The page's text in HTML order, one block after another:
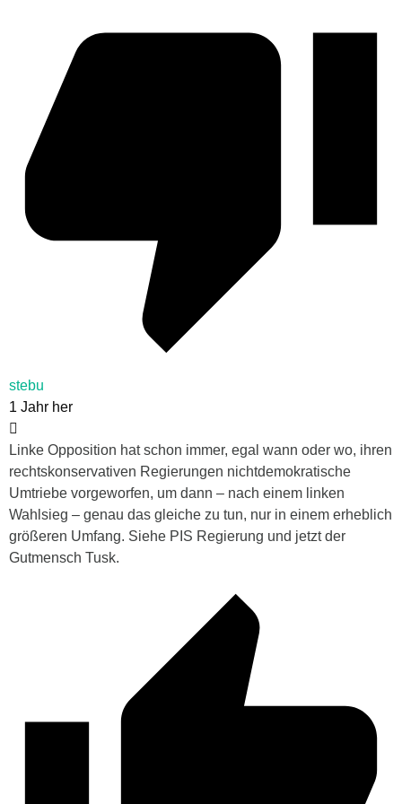
stebu
1 Jahr her
Linke Opposition hat schon immer, egal wann oder wo, ihren
rechtskonservativen Regierungen nichtdemokratische
Umtriebe vorgeworfen, um dann – nach einem linken
Wahlsieg – genau das gleiche zu tun, nur in einem erheblich
größeren Umfang. Siehe PIS Regierung und jetzt der
Gutmensch Tusk.